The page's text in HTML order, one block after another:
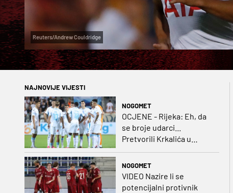
Reuters/Andrew Couldridge
NAJNOVIJE VIJESTI
NOGOMET
OCJENE - Rijeka: Eh, da
se broje udarci...
Pretvorili Krkalića u
NOGOMET
VIDEO Nazire li se
potencijalni protivnik